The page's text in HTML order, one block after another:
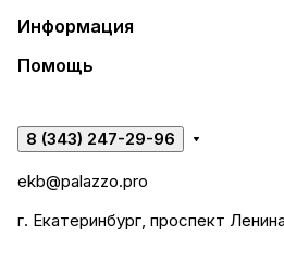
Информация
Помощь
8 (343) 247-29-96
ekb@palazzo.pro
г. Екатеринбург, проспект